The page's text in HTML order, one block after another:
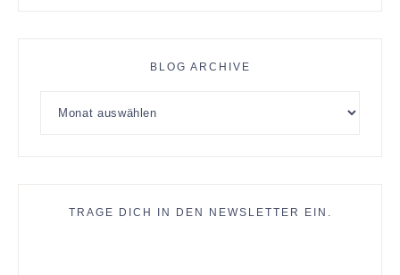
BLOG ARCHIVE
TRAGE DICH IN DEN NEWSLETTER EIN.